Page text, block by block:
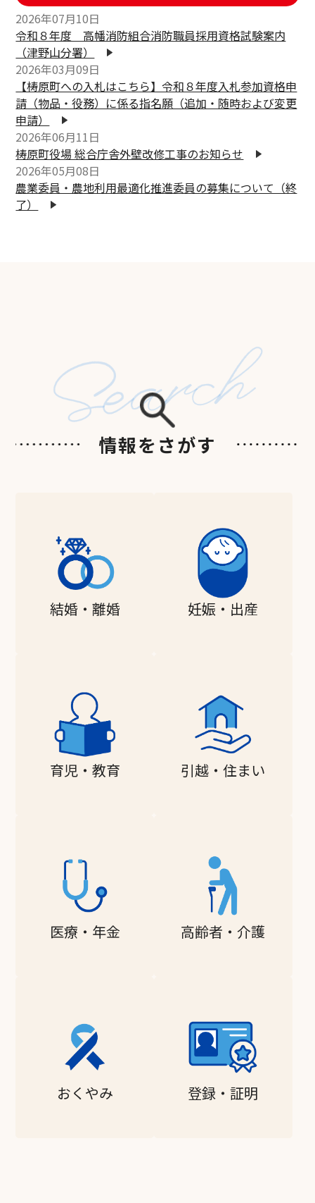
2026年07月10日
令和８年度 高幡消防組合消防職員採用資格試験案内
（津野山分署）
2026年03月09日
【梼原町への入札はこちら】令和８年度入札参加資格申
請（物品・役務）に係る指名願（追加・随時および変更
申請）
2026年06月11日
梼原町役場 総合庁舎外壁改修工事のお知らせ
2026年05月08日
農業委員・農地利用最適化推進委員の募集について（終
了）
情報をさがす
結婚・離婚 妊娠・出産
育児・教育 引越・住まい
医療・年金 高齢者・介護
おくやみ 登録・証明